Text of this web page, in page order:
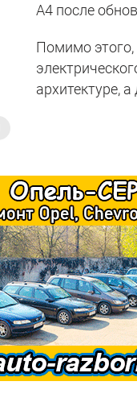
A4 после
Помимо
архитектуре,